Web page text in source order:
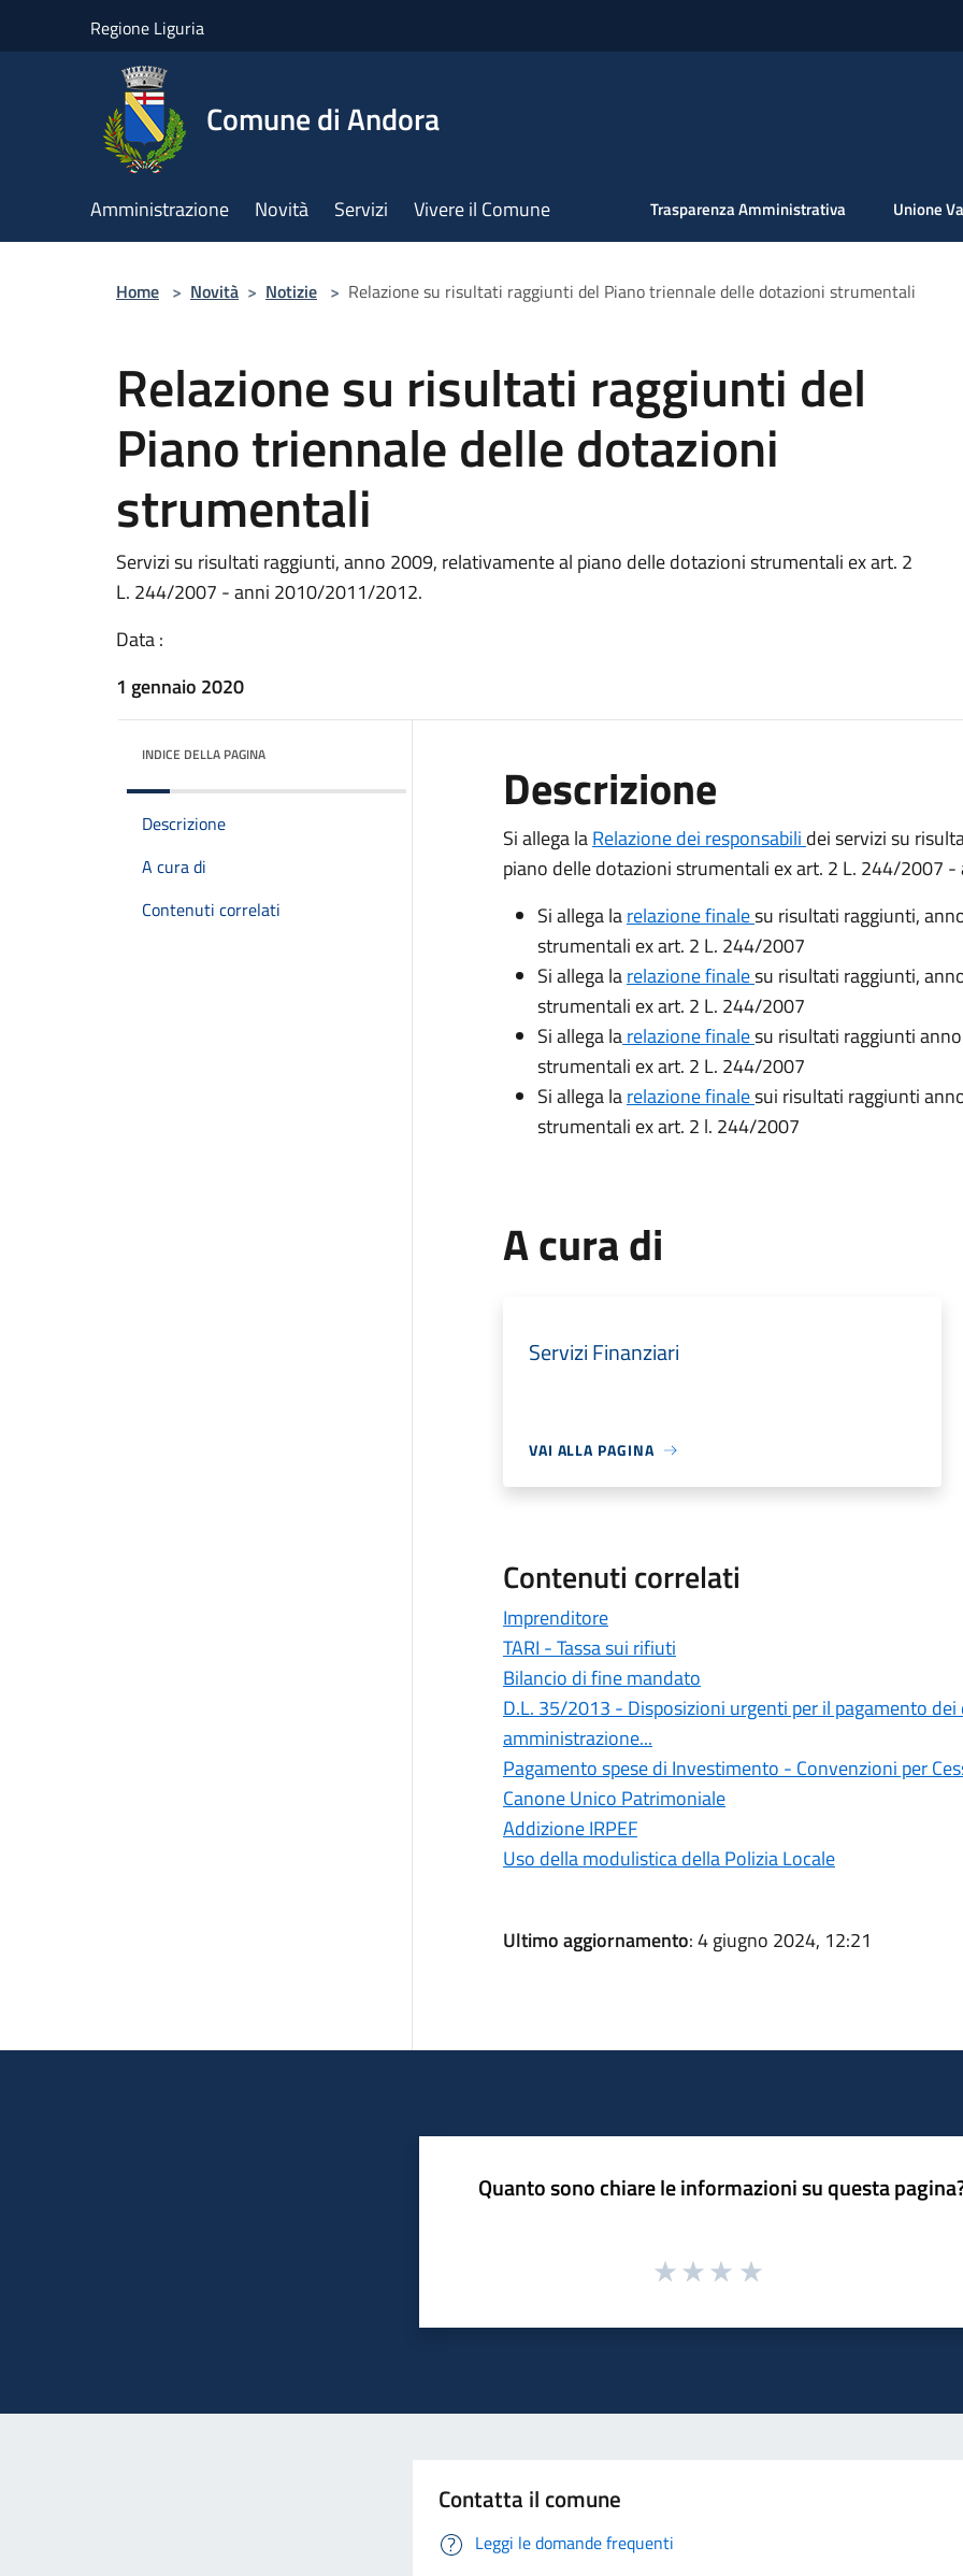
Regione Liguria
Comune di Andora
Amministrazione Novità Servizi Vivere il Comune Trasparenza Amministrativa Unione
Home > Novità > Notizie > Relazione su risultati raggiunti del Piano triennale delle dotazioni strumentali
Relazione su risultati raggiunti del
Piano triennale delle dotazioni
strumentali
Servizi su risultati raggiunti, anno 2009, relativamente al piano delle dotazioni strumentali ex art. 2
L. 244/2007 - anni 2010/2011/2012.
Data :
1 gennaio 2020
INDICE DELLA PAGINA
Descrizione
A cura di
Contenuti correlati
Descrizione
Si allega laRelazione dei responsabili dei servizi su
piano delle dotazioni strumentali ex art. 2 L. 244/2007
Si allega larelazione finalesu risultati raggiunti,
strumentali ex art. 2 L. 244/2007
Si allega larelazione finalesu risultati raggiunti,
strumentali ex art. 2 L. 244/2007
Si allega larelazione finalesu risultati raggiunti
strumentali ex art. 2 L. 244/2007
Si allega larelazione finalesui risultati raggiunti
strumentali ex art. 2 l. 244/2007
A cura di
Servizi Finanziari
VAI ALLA PAGINA
Contenuti correlati
Imprenditore
TARI - Tassa sui rifiuti
Bilancio di fine mandato
D.L. 35/2013 - Disposizioni urgenti per il pagamento
amministrazione...
Pagamento spese di Investimento - Convenzioni per
Canone Unico Patrimoniale
Addizione IRPEF
Uso della modulistica della Polizia Locale
Ultimo aggiornamento: 4 giugno 2024, 12:21
Quanto sono chiare le informazioni su questa
Contatta il comune
Leggi le domande frequenti